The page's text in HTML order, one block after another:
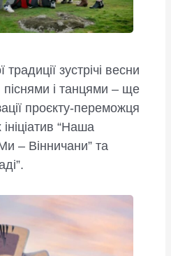
зустрічі весни
і танцями – ще
проєкту-переможця
“Наша
– Вінничани” та